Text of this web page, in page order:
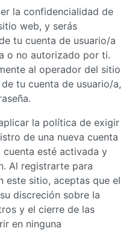
la confidencialidad de
web, y serás
tu cuenta de usuario/a
​​o no autorizado por ti.
al operador del sitio
tu cuenta de usuario/a,
la política de exigir
de una nueva cuenta
cuenta esté activada y
Al registrarte para
este sitio, aceptas que el
discreción sobre la
y el cierre de las
en ninguna